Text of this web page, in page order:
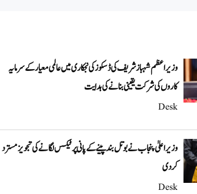
وزیراعظم شہباز شریف کی ڈسکوز کی نجکاری میں عالمی معیار کے سرمایہ
کاروں کی شرکت یقینی بنانے کی ہدایت
Desk
وزیراعلیٰ پنجاب نے بوتل بند پینے کے پانی پر ٹیکس لگانے کی تجویز مسترد
کر دی
Desk